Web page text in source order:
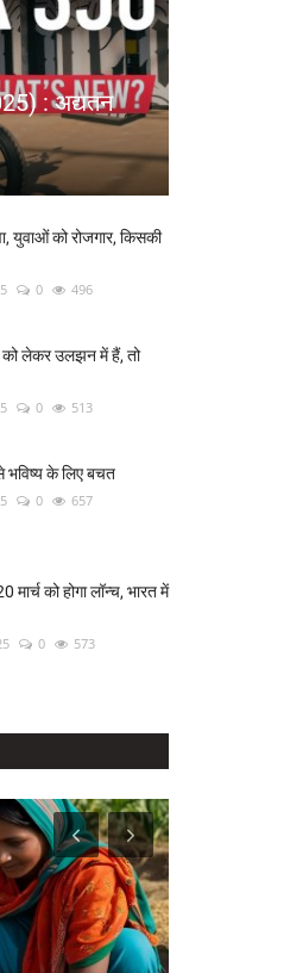
: अद्यतन
युवाओं को रोजगार, किसकी
0 496
को लेकर उलझन में हैं, तो
0 513
भविष्य के लिए बचत
0 657
मार्च को होगा लॉन्च, भारत में
0 573